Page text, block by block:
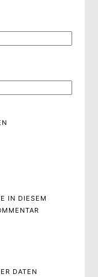
IN DIESEM
DATEN